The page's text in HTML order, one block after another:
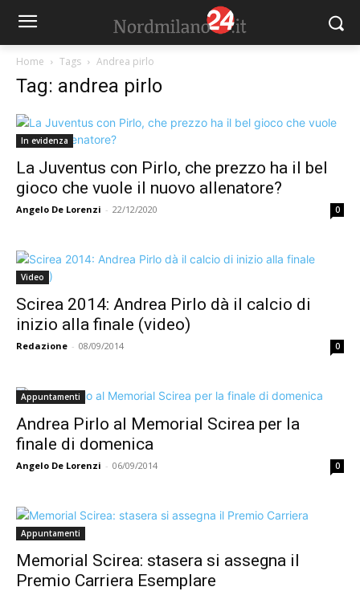
Home Tags Andrea pirlo
Tag: andrea pirlo
In evidenza
La Juventus con Pirlo, che prezzo ha il bel
gioco che vuole il nuovo allenatore?
Angelo De Lorenzi - 22/12/2020 0
Video
Scirea 2014: Andrea Pirlo dà il calcio di
inizio alla finale (video)
Redazione - 08/09/2014 0
Appuntamenti
Andrea Pirlo al Memorial Scirea per la
finale di domenica
Angelo De Lorenzi - 06/09/2014 0
Appuntamenti
Memorial Scirea: stasera si assegna il
Premio Carriera Esemplare